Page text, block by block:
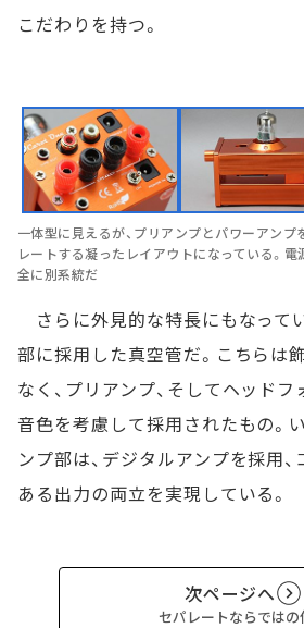
こだわりを持つ。
一体型に見えるが、プリアンプとパワーアンプ
レートする凝ったレイアウトになっている。電
全に別系統だ
さらに外見的な特長にもなって
部に採用した真空管だ。こちらは
なく、プリアンプ、そしてヘッド
音色を考慮して採用されたもの。
ンプ部は、デジタルアンプを採用
ある出力の両立を実現している。
次ページへ
セパレートならではの